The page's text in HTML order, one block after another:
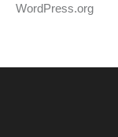
WordPress.org